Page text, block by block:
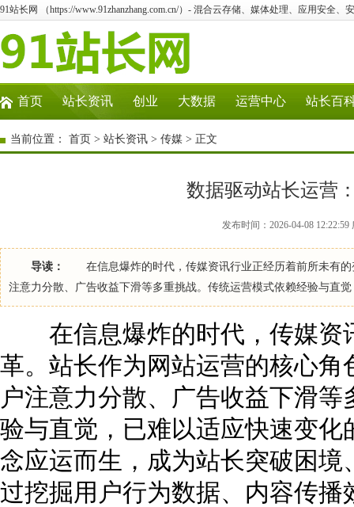
91站长网 （https://www.91zhanzhang.com.cn/）- 混合云存储、媒体处理、应用安全、
首页 站长资讯 创业 大数据 运营中心 站长百
当前位置： 首页 > 站长资讯 > 传媒 > 正文
数据驱动站长运营
发布时间：2026-04-08
导读：
在信息爆炸的时代，传媒资讯行业正经历着前所未有的
注意力分散、广告收益下滑等多重挑战。传统运营模式依赖经验与直
在信息爆炸的时代，传媒资
革。站长作为网站运营的核心
户注意力分散、广告收益下滑
验与直觉，已难以适应快速变
念应运而生，成为站长突破困
过挖掘用户行为数据、内容传